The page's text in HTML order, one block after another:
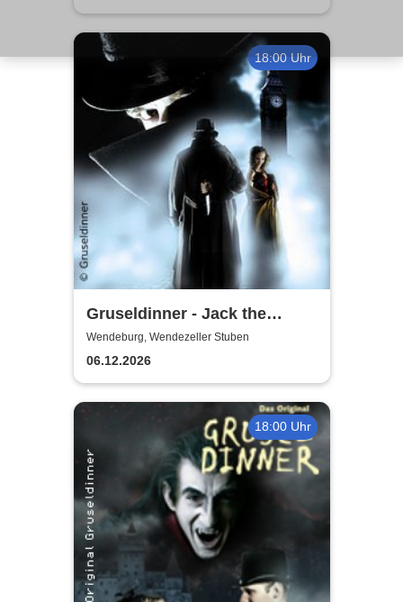
18:00 Uhr
Gruseldinner - Jack the
Ripper
Wendeburg, Wendezeller Stuben
06.12.2026
18:00 Uhr